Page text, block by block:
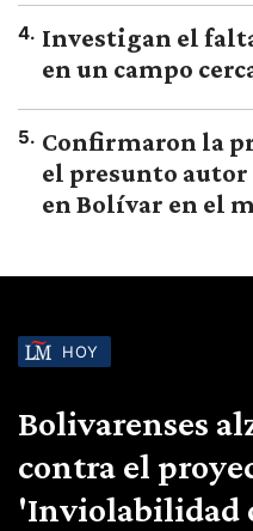
4. Investigan el
en un campo
5. Confirmaron la
el presunto autor
en Bolívar en el
HOY
Bolivarenses
contra el
'Inviolabilidad